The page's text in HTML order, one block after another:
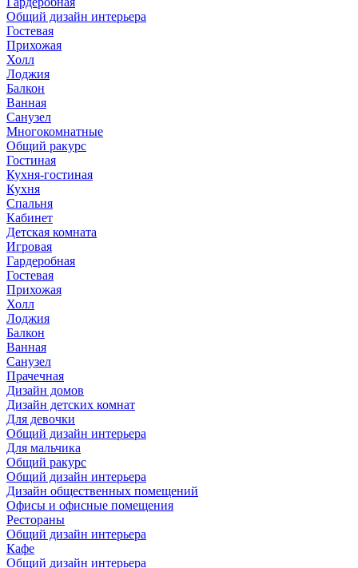
Общий дизайн интерьера
Гостевая
Прихожая
Холл
Лоджия
Балкон
Ванная
Санузел
Многокомнатные
Общий ракурс
Гостиная
Кухня-гостиная
Кухня
Спальня
Кабинет
Детская комната
Игровая
Гардеробная
Гостевая
Прихожая
Холл
Лоджия
Балкон
Ванная
Санузел
Прачечная
Дизайн домов
Дизайн детских комнат
Для девочки
Общий дизайн интерьера
Для мальчика
Общий ракурс
Общий дизайн интерьера
Дизайн общественных помещений
Офисы и офисные помещения
Рестораны
Общий дизайн интерьера
Кафе
Общий дизайн интерьера